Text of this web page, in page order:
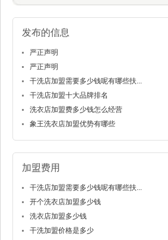
发布的信息
严正声明
严正声明
干洗店加盟需要多少钱呢有哪些扶...
干洗店加盟十大品牌排名
洗衣店加盟费多少钱怎么经营
象王洗衣店加盟优势有哪些
加盟费用
干洗店加盟需要多少钱呢有哪些扶...
开个洗衣店加盟多少钱
洗衣店加盟多少钱
干洗加盟价格是多少